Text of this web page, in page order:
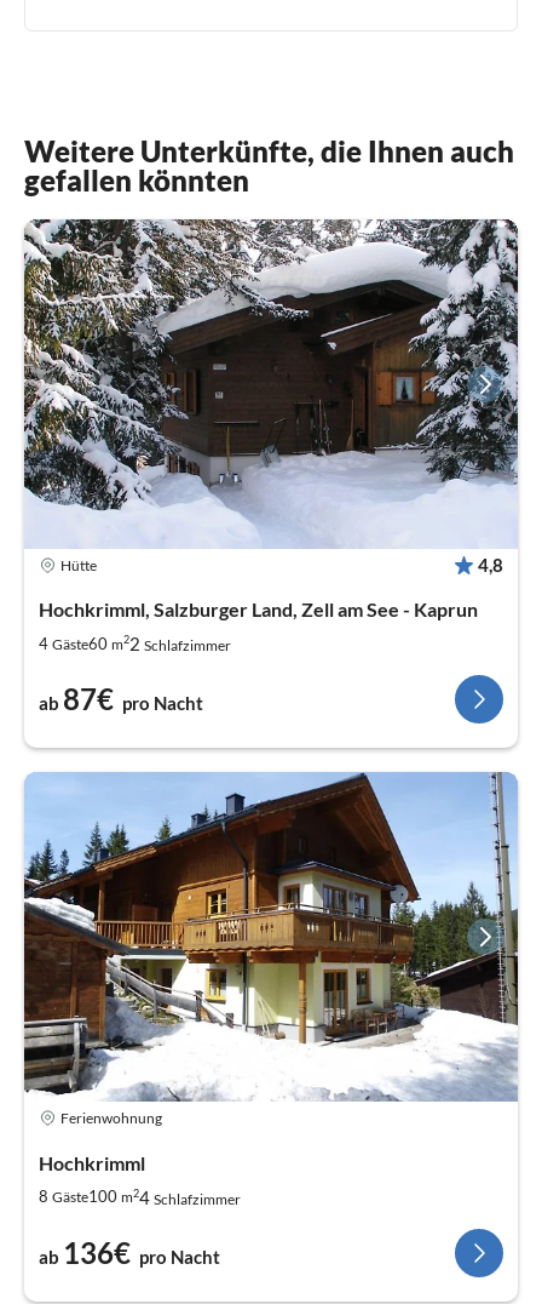
Weitere Unterkünfte, die Ihnen auch
gefallen könnten
Hütte 4,8
Hochkrimml, Salzburger Land, Zell am See - Kaprun
4 Gäste60 m22 Schlafzimmer
ab 87€ pro Nacht
Ferienwohnung
Hochkrimml
8 Gäste100 m24 Schlafzimmer
ab 136€ pro Nacht